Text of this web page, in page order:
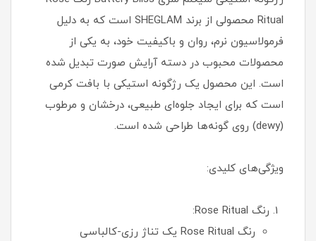
Ritual محصولی از برند SHEGLAM است که به دلیل
فرمولاسیون نرم، روان و باکیفیت خود، به یکی از
محصولات محبوب در دسته آرایش صورت تبدیل شده
است. این محصول یک رژگونه استیکی با بافت کرمی
است که برای ایجاد جلوه‌ای طبیعی، درخشان و مرطوب
(dewy) روی گونه‌ها طراحی شده است.
ویژگی‌های کلیدی:
رنگ Rose Ritual:
رنگ Rose Ritual یک تناژ رزی-کالباسی